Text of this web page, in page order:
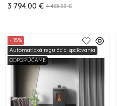
3 794.00 € 4 463.53 €
- 15%
Automatická regulácia spaľovania
ODPORÚČAME